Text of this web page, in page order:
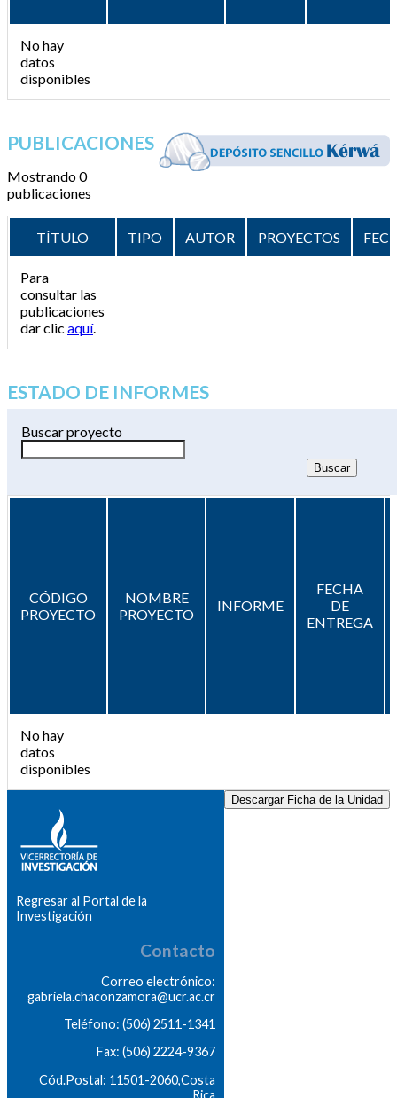
No hay
datos
disponibles
PUBLICACIONES
Mostrando 0
publicaciones
TÍTULO TIPO AUTOR PROYECTOS
Para
consultar las
publicaciones
dar clic aquí.
ESTADO DE INFORMES
Buscar proyecto
CÓDIGO
PROYECTO
NOMBRE
PROYECTO
INFORME
FECHA
DE
ENTREGA
No hay
datos
disponibles
Descargar Ficha de la Unidad
Regresar al Portal de la
Investigación
Contacto
Correo electrónico:
gabriela.chaconzamora@ucr.ac.cr
Teléfono: (506) 2511-1341
Fax: (506) 2224-9367
Cód.Postal: 11501-2060,Costa
Rica